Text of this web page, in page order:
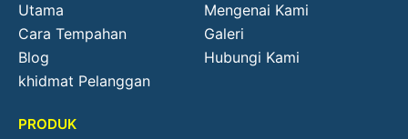
Utama
Mengenai Kami
Cara Tempahan
Galeri
Blog
Hubungi Kami
khidmat Pelanggan
PRODUK